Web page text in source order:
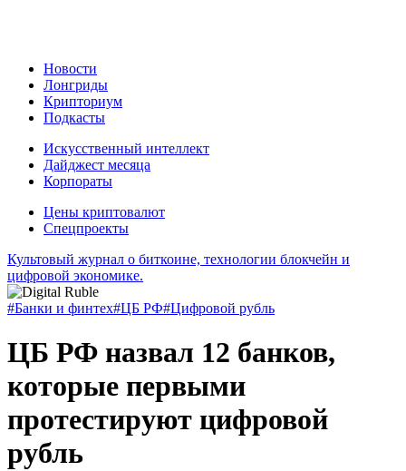
Новости
Лонгриды
Крипториум
Подкасты
Искусственный интеллект
Дайджест месяца
Корпораты
Цены криптовалют
Спецпроекты
Культовый журнал о биткоине, технологии блокчейн и
цифровой экономике.
#Банки и финтех#ЦБ РФ#Цифровой рубль
ЦБ РФ назвал 12 банков,
которые первыми
протестируют цифровой
рубль